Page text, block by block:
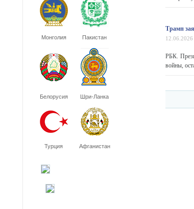
Монголия Пакистан
Белорусия Шри-Ланка
Турция Афганистан
Трамп
12.06.2026
РБК.
войны,